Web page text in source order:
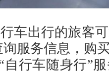
车出行的旅客
询服务信息，购
自行车随身行”